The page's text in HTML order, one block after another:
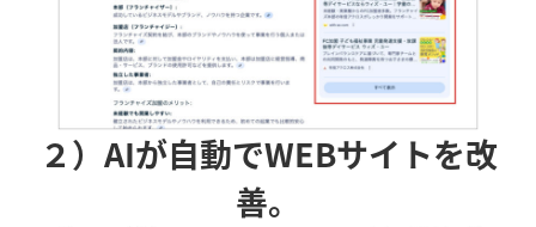
２）AIが自動でWEBサイトを改
善。